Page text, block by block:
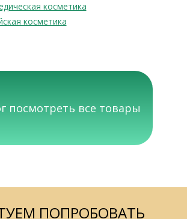
косметика
косметика
посмотреть все товары
ПОПРОБОВАТЬ